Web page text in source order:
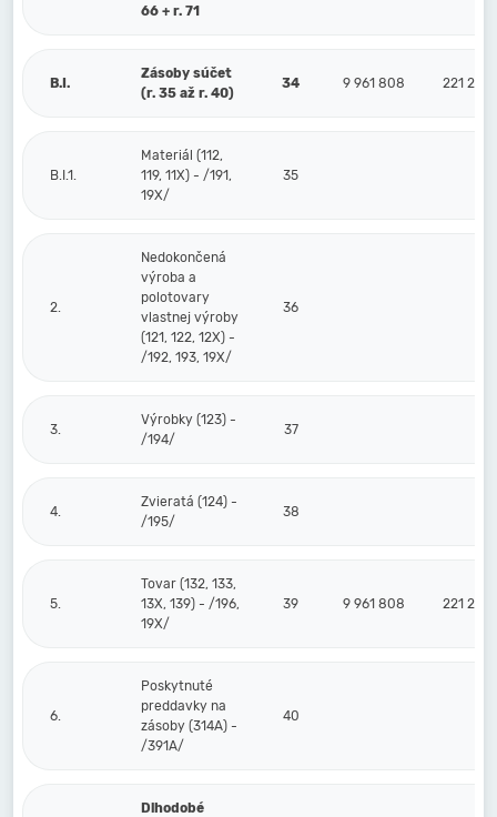
66 + r. 71
B.I.
Zásoby súčet
(r. 35 až r. 40)
34 9 961 808 221 228
B.I.1.
Materiál (112,
119, 11X) - /191,
19X/
35
2.
Nedokončená
výroba a
polotovary
vlastnej výroby
(121, 122, 12X) -
/192, 193, 19X/
36
3.
Výrobky (123) -
/194/
37
4.
Zvieratá (124) -
/195/
38
5.
Tovar (132, 133,
13X, 139) - /196,
19X/
39 9 961 808 221 228
6.
Poskytnuté
preddavky na
zásoby (314A) -
/391A/
40
Dlhodobé